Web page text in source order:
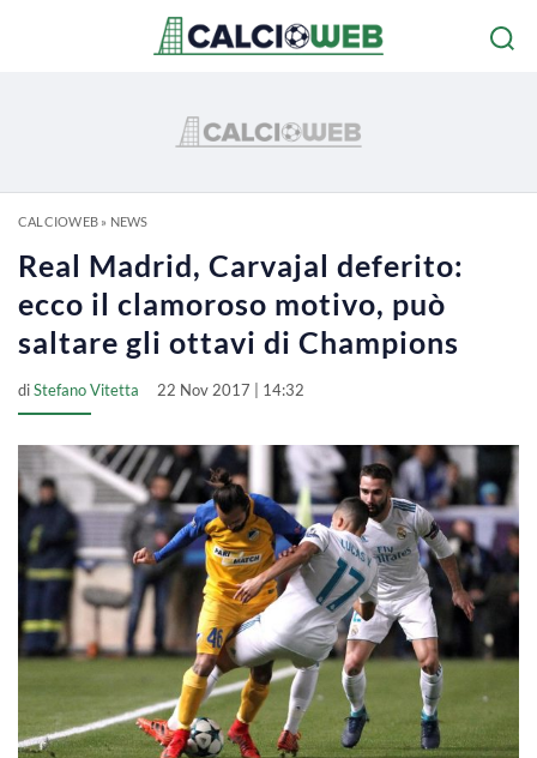
CALCIOWEB» NEWS
Real Madrid, Carvajal deferito:
ecco il clamoroso motivo, può
saltare gli ottavi di Champions
diStefano Vitetta 22 Nov 2017 | 14:32